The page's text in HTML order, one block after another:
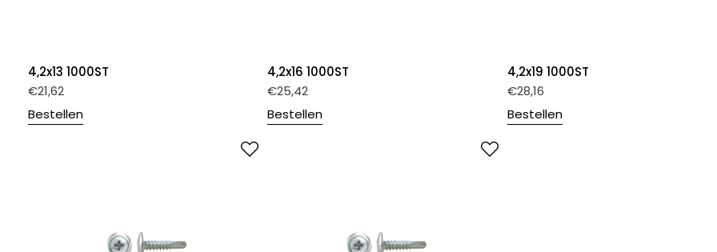
4,2x13 1000ST
€21,62
Bestellen
4,2x16 1000ST
€25,42
Bestellen
4,2x19 1000ST
€28,16
Bestellen